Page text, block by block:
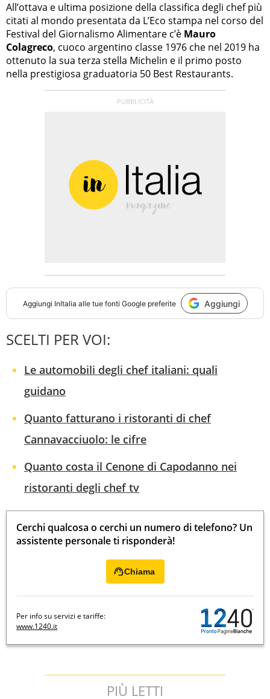
All’ottava e ultima posizione della classifica degli chef più
citati al mondo presentata da L’Eco stampa nel corso del
Festival del Giornalismo Alimentare c’è Mauro
Colagreco, cuoco argentino classe 1976 che nel 2019 ha
ottenuto la sua terza stella Michelin e il primo posto
nella prestigiosa graduatoria 50 Best Restaurants.
Aggiungi InItalia alle tue fonti Google preferite Aggiungi
SCELTI PER VOI:
Le automobili degli chef italiani: quali
guidano
Quanto fatturano i ristoranti di chef
Cannavacciuolo: le cifre
Quanto costa il Cenone di Capodanno nei
ristoranti degli chef tv
Cerchi qualcosa o cerchi un numero di telefono? Un
assistente personale ti risponderà!
Chiama
Per info su servizi e tariffe:
www.1240.it
PIÙ LETTI